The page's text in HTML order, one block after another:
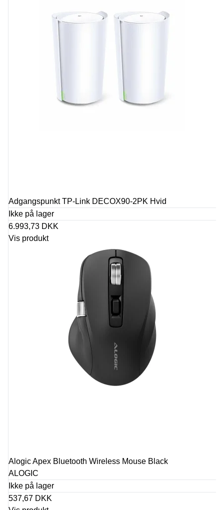
Adgangspunkt TP-Link DECOX90-2PK Hvid
Ikke på lager
6.993,73 DKK
Vis produkt
Alogic Apex Bluetooth Wireless Mouse Black
ALOGIC
Ikke på lager
537,67 DKK